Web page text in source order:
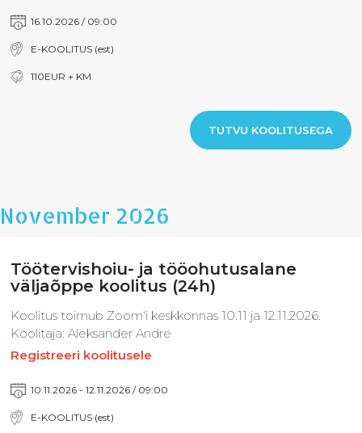
16.10.2026 / 09:00
E-KOOLITUS (est)
110EUR + KM
TUTVU KOOLITUSEGA
November 2026
Töötervishoiu- ja tööohutusalane
väljaõppe koolitus (24h)
Koolitus toimub Zoom'i keskkonnas 10.11 ja 12.11.2026.
Koolitaja: Aleksander Andre
Registreeri koolitusele
10.11.2026 - 12.11.2026 / 09:00
E-KOOLITUS (est)